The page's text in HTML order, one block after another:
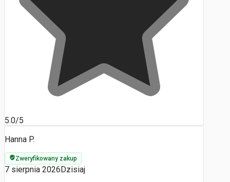
5.0/5
Hanna P.
Zweryfikowany zakup
7 sierpnia 2026 Dzisiaj